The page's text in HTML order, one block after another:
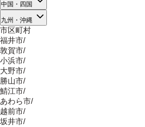
中国・四国
九州・沖縄
市区町村
福井市/
敦賀市/
小浜市/
大野市/
勝山市/
鯖江市/
あわら市/
越前市/
坂井市/